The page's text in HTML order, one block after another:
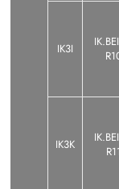
IK3I
IK3K